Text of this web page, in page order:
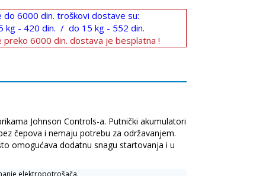
do 6000 din. troškovi dostave su:
kg - 420 din. / do 15 kg - 552 din.
preko 6000 din. dostava je besplatna !
Johnson Controls-a. Putnički akumulatori
čepova i nemaju potrebu za održavanjem.
omogućava dodatnu snagu startovanja i u
elektropotrošača.